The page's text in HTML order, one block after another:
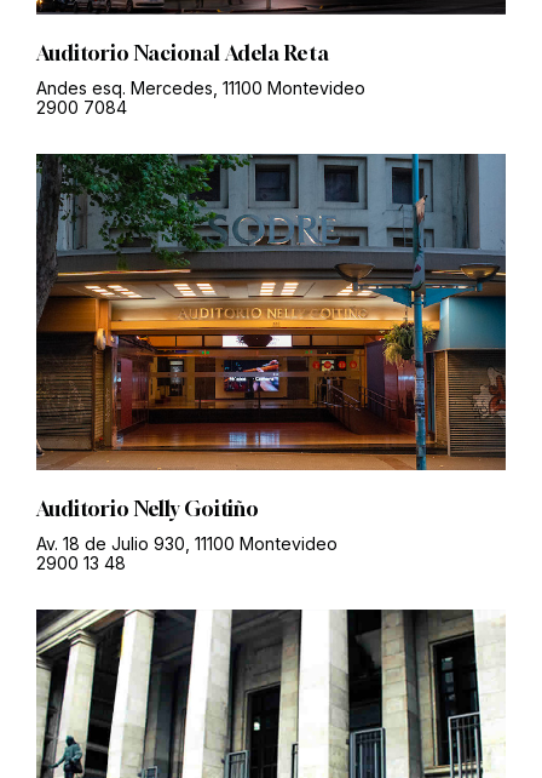
Auditorio Nacional Adela Reta
Andes esq. Mercedes, 11100 Montevideo
2900 7084
Auditorio Nelly Goitiño
Av. 18 de Julio 930, 11100 Montevideo
2900 13 48